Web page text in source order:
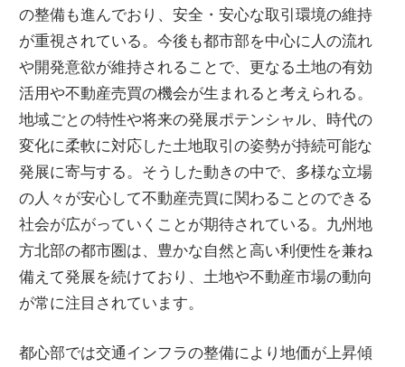
の整備も進んでおり、安全・安心な取引環境の維持
が重視されている。今後も都市部を中心に人の流れ
や開発意欲が維持されることで、更なる土地の有効
活用や不動産売買の機会が生まれると考えられる。
地域ごとの特性や将来の発展ポテンシャル、時代の
変化に柔軟に対応した土地取引の姿勢が持続可能な
発展に寄与する。そうした動きの中で、多様な立場
の人々が安心して不動産売買に関わることのできる
社会が広がっていくことが期待されている。九州地
方北部の都市圏は、豊かな自然と高い利便性を兼ね
備えて発展を続けており、土地や不動産市場の動向
が常に注目されています。
都心部では交通インフラの整備により地価が上昇傾